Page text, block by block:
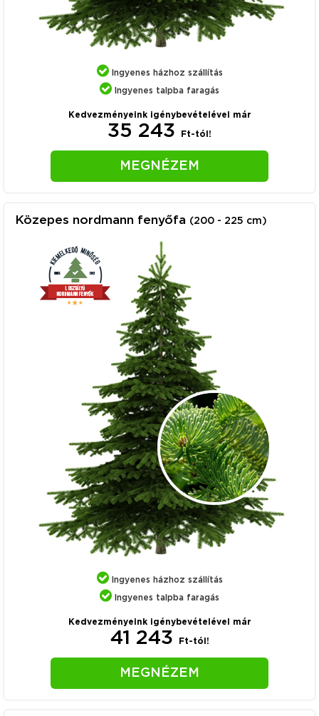
Ingyenes házhoz szállítás
Ingyenes talpba faragás
Kedvezményeink igénybevételével már
35 243 Ft-tól!
MEGNÉZEM
Közepes nordmann fenyőfa (200 - 225 cm)
Ingyenes házhoz szállítás
Ingyenes talpba faragás
Kedvezményeink igénybevételével már
41 243 Ft-tól!
MEGNÉZEM